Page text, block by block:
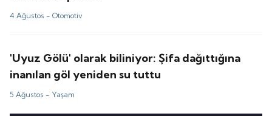
4 Ağustos -Otomotiv
'Uyuz Gölü' olarak biliniyor: Şifa dağıttığına
inanılan göl yeniden su tuttu
5 Ağustos - Yaşam